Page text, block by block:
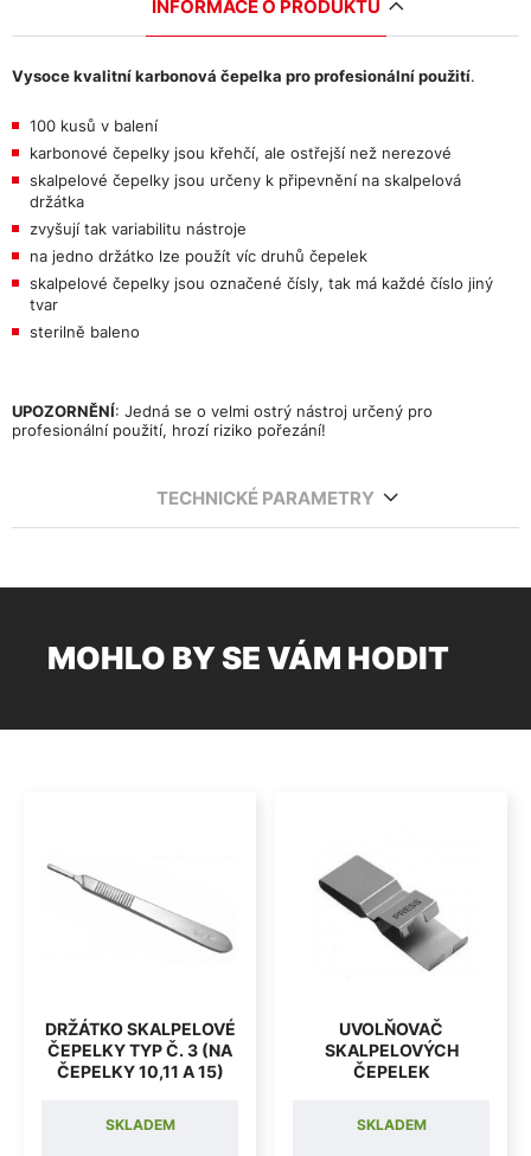
INFORMACE O PRODUKTU
Vysoce kvalitní karbonová čepelka pro profesionální použití.
100 kusů v balení
karbonové čepelky jsou křehčí, ale ostřejší než nerezové
skalpelové čepelky jsou určeny k připevnění na skalpelová
držátka
zvyšují tak variabilitu nástroje
na jedno držátko lze použít víc druhů čepelek
skalpelové čepelky jsou označené čísly, tak má každé číslo jiný
tvar
sterilně baleno
UPOZORNĚNÍ: Jedná se o velmi ostrý nástroj určený pro
profesionální použití, hrozí riziko pořezání!
TECHNICKÉ PARAMETRY
MOHLO BY SE VÁM HODIT
DRŽÁTKO SKALPELOVÉ
ČEPELKY TYP Č. 3 (NA
ČEPELKY 10,11 A 15)
SKLADEM
UVOLŇOVAČ
SKALPELOVÝCH
ČEPELEK
SKLADEM